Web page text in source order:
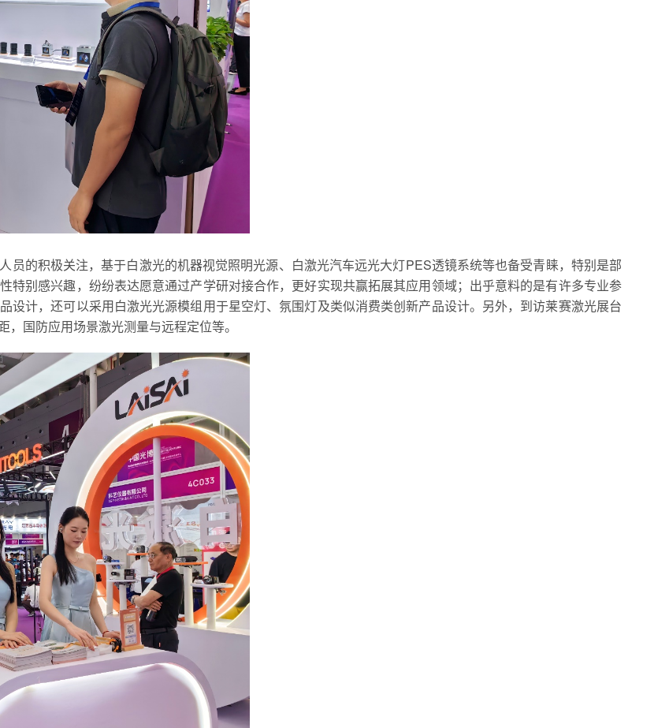
员的积极关注，基于白激光的机器视觉照明光源、白激光汽车远光大灯PES透镜系统等也备受青睐，特别是部
特别感兴趣，纷纷表达愿意通过产学研对接合作，更好实现共赢拓展其应用领域；出乎意料的是有许多专业参
设计，还可以采用白激光光源模组用于星空灯、氛围灯及类似消费类创新产品设计。另外，到访莱赛激光展台
国防应用场景激光测量与远程定位等。